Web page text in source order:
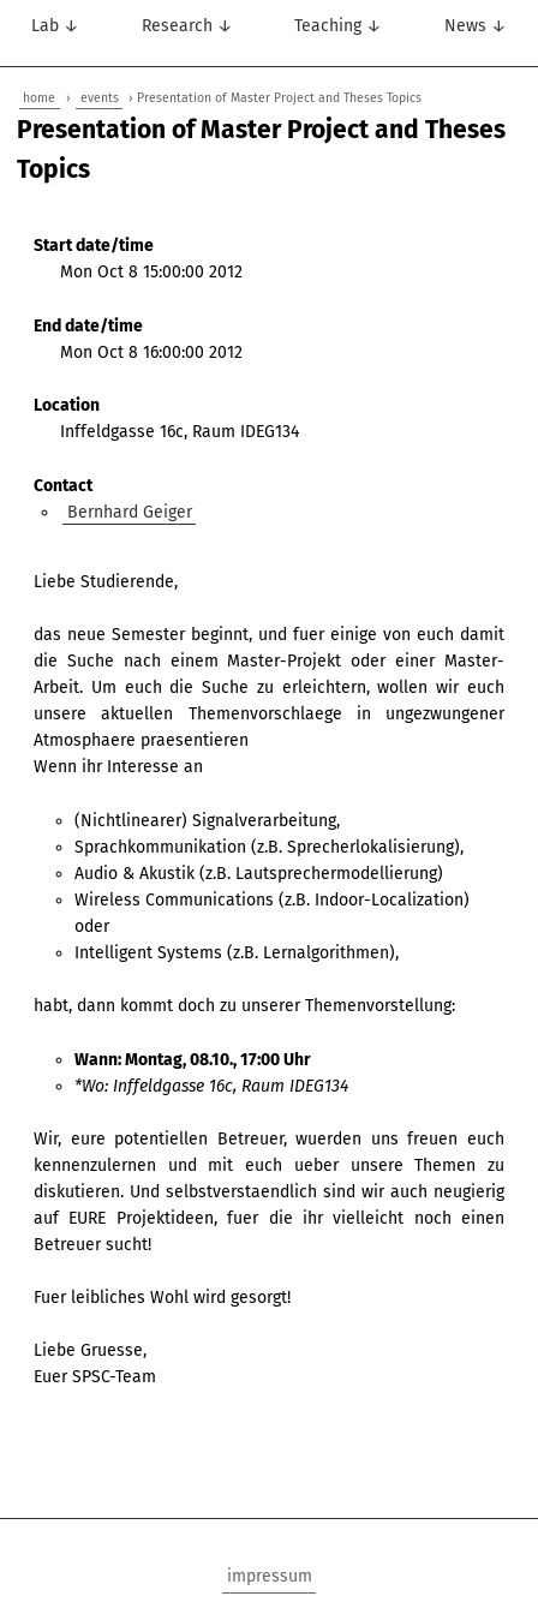
Lab ↓ Research ↓ Teaching ↓ News ↓
home › events › Presentation of Master Project and Theses Topics
Presentation of Master Project and Theses
Topics
Start date/time
Mon Oct 8 15:00:00 2012
End date/time
Mon Oct 8 16:00:00 2012
Location
Inffeldgasse 16c, Raum IDEG134
Contact
Bernhard Geiger
Liebe Studierende,
das neue Semester beginnt, und fuer einige von euch damit
die Suche nach einem Master-Projekt oder einer Master-
Arbeit. Um euch die Suche zu erleichtern, wollen wir euch
unsere aktuellen Themenvorschlaege in ungezwungener
Atmosphaere praesentieren
Wenn ihr Interesse an
(Nichtlinearer) Signalverarbeitung,
Sprachkommunikation (z.B. Sprecherlokalisierung),
Audio & Akustik (z.B. Lautsprechermodellierung)
Wireless Communications (z.B. Indoor-Localization)
oder
Intelligent Systems (z.B. Lernalgorithmen),
habt, dann kommt doch zu unserer Themenvorstellung:
Wann: Montag, 08.10., 17:00 Uhr
*Wo: Inffeldgasse 16c, Raum IDEG134
Wir, eure potentiellen Betreuer, wuerden uns freuen euch
kennenzulernen und mit euch ueber unsere Themen zu
diskutieren. Und selbstverstaendlich sind wir auch neugierig
auf EURE Projektideen, fuer die ihr vielleicht noch einen
Betreuer sucht!
Fuer leibliches Wohl wird gesorgt!
Liebe Gruesse,
Euer SPSC-Team
impressum